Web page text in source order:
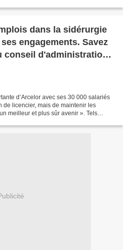
dans la sidérurgie
engagements. Savez
conseil d'administration
d’Arcelor avec ses 30 000 salariés
de licencier, mais de maintenir les
meilleur et plus sûr avenir ». Tels